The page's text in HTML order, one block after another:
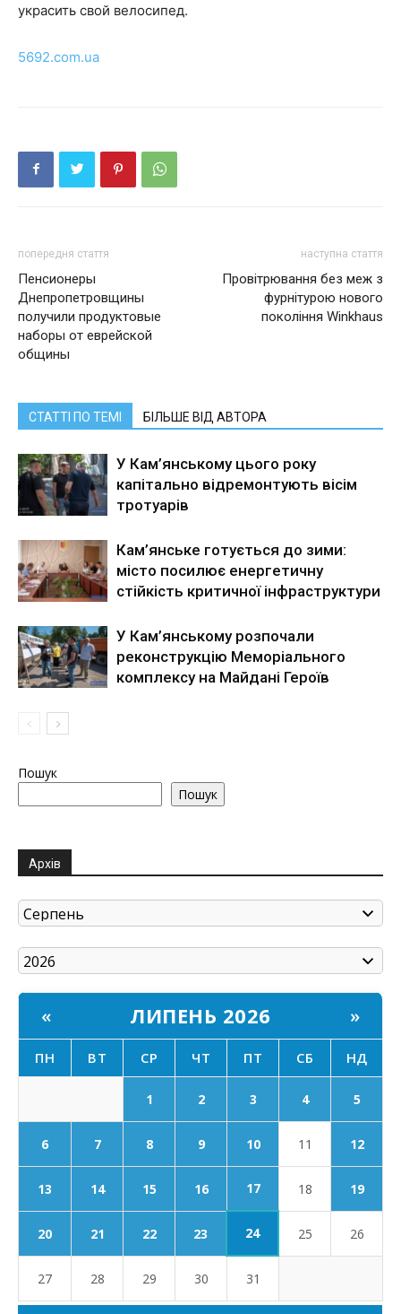
украсить свой велосипед.
5692.com.ua
попередня стаття
Пенсионеры
Днепропетровщины
получили продуктовые
наборы от еврейской
общины
наступна стаття
Провітрювання без меж з
фурнітурою нового
покоління Winkhaus
СТАТТІ ПО ТЕМІ БІЛЬШЕ ВІД АВТОРА
У Кам’янському цього року
капітально відремонтують вісім
тротуарів
Кам’янське готується до зими:
місто посилює енергетичну
стійкість критичної інфраструктури
У Кам’янському розпочали
реконструкцію Меморіального
комплексу на Майдані Героїв
Пошук
Пошук
Архів
« ЛИПЕНЬ 2026 »
ПН ВТ СР ЧТ ПТ СБ НД
1 2 3 4 5
6 7 8 9 10 11 12
13 14 15 16 17 18 19
20 21 22 23 24 25 26
27 28 29 30 31